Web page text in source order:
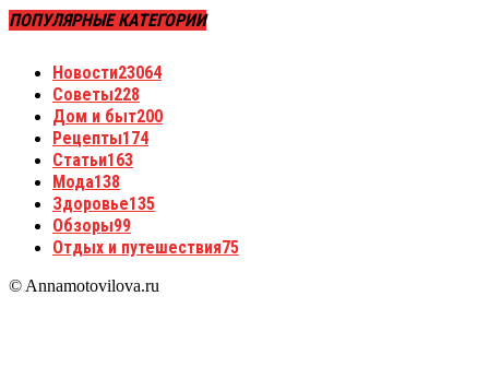
ПОПУЛЯРНЫЕ КАТЕГОРИИ
Новости23064
Советы228
Дом и быт200
Рецепты174
Статьи163
Мода138
Здоровье135
Обзоры99
Отдых и путешествия75
© Annamotovilova.ru